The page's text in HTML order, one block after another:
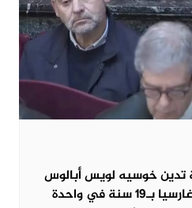
تدين خوسيه لويس أبالوس
بـ24 سنة سجناً وكولدو غارسيا بـ19 سنة في واحدة